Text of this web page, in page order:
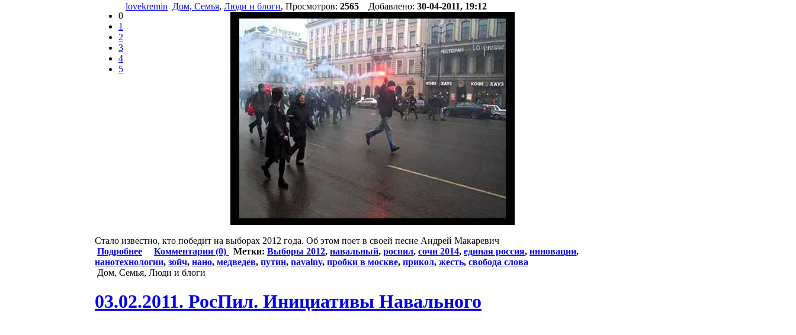
0
1
2
3
4
5
lovekremin Дом, Семья, Люди и блоги, Просмотров: 2565 Добавлено: 30-04-2011, 19:12
Стало известно, кто победит на выборах 2012 года. Об этом поет в своей песне Андрей Макаревич
Подробнее
Комментарии (0) Метки: Выборы 2012, навальный, роспил, сочи 2014, единая россия, инновации,
нанотехнологии, зойч, нано, медведев, путин, navalny, пробки в москве, прикол, жесть, свобода слова
Дом, Семья, Люди и блоги
03.02.2011. РосПил. Инициативы Навального